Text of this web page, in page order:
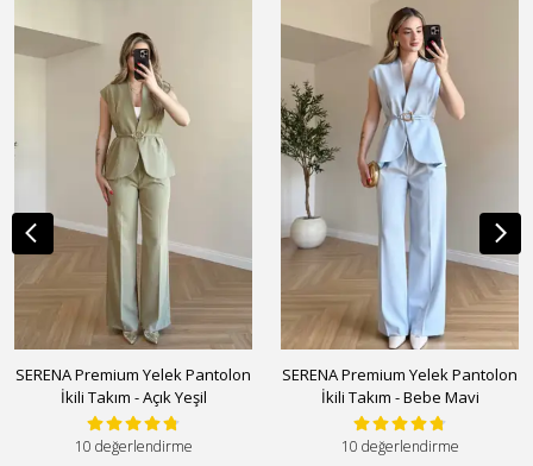
SERENA Premium Yelek Pantolon
İkili Takım - Açık Yeşil
10 değerlendirme
SERENA Premium Yelek Pantolon
İkili Takım - Bebe Mavi
10 değerlendirme